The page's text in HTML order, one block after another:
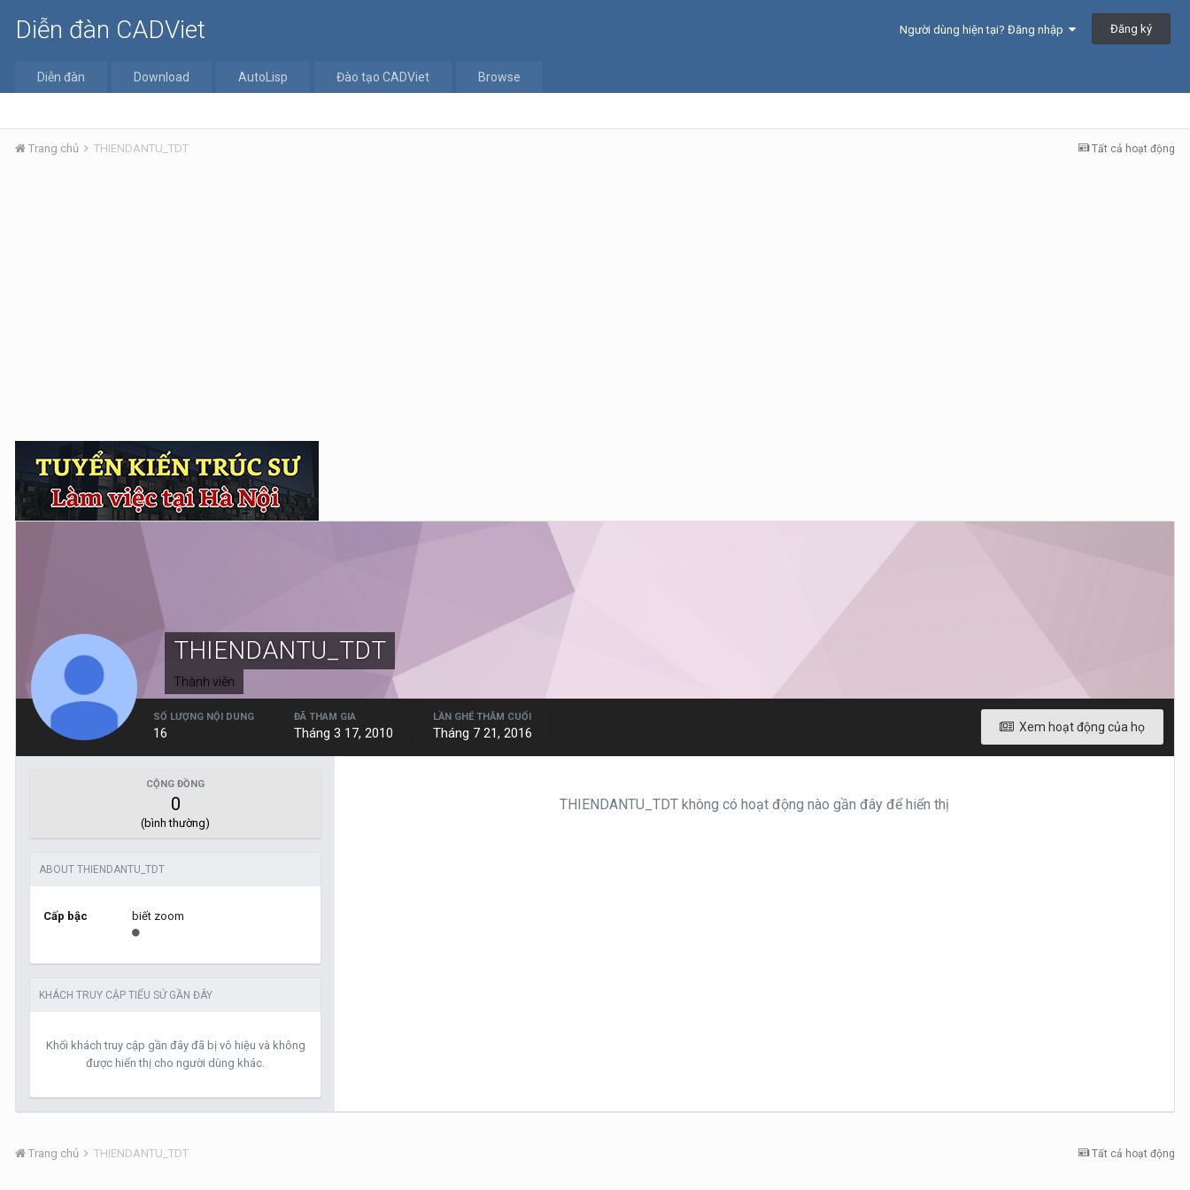
Diễn đàn CADViet Người dùng hiện tại? Đăng nhập Đăng ký
Diễn đàn Download AutoLisp Đào tạo CADViet Browse
Tất cả hoạt động
Trang chủ THIENDANTU_TDT
THIENDANTU_TDT
Thành viên
Xem hoạt động của họ
SỐ LƯỢNG NỘI DUNG
16
ĐÃ THAM GIA
Tháng 3 17, 2010
LẦN GHÉ THĂM CUỐI
Tháng 7 21, 2016
CỘNG ĐỒNG
0
(bình thường)
ABOUT THIENDANTU_TDT
Cấp bậc biết zoom
KHÁCH TRUY CẬP TIỂU SỬ GẦN ĐÂY
Khối khách truy cập gần đây đã bị vô hiệu và không
được hiển thị cho người dùng khác.
THIENDANTU_TDT không có hoạt động nào gần đây để hiển thị
Tất cả hoạt động
Trang chủ THIENDANTU_TDT